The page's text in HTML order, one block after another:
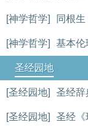
[神学哲学] 同根
[神学哲学] 基本伦
圣经园地
[圣经园地] 圣经辞
[圣经园地] 圣经《